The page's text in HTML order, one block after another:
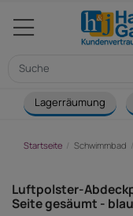
Lagerräumung
Startseite Schwimmbad
Luftpolster-
Seite gesäumt - blau